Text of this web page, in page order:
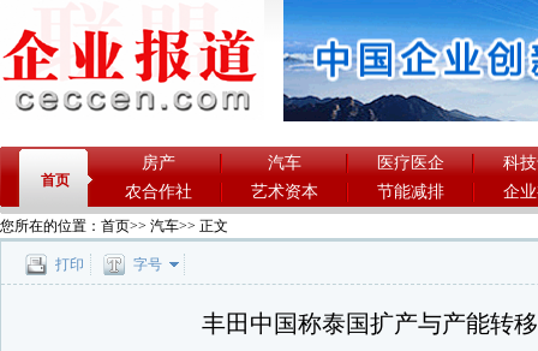
首页
房产 汽车 医疗医企
科
农合作社
艺术资本 节能减排 企
您所在的位置： 首页>> 汽车>> 正文
打印 字号
丰田中国称泰国扩产与产能转